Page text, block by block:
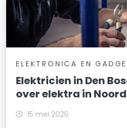
ELEKTRONICA EN
Elektricien in Den
over elektra in
15 mei 2026